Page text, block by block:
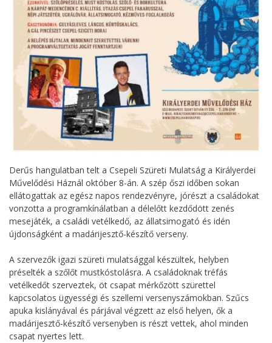
Derűs hangulatban telt a Csepeli Szüreti Mulatság a Királyerdei
Művelődési Háznál október 8-án. A szép őszi időben sokan
ellátogattak az egész napos rendezvényre, jórészt a családokat
vonzotta a programkínálatban a délelőtt kezdődött zenés
mesejáték, a családi vetélkedő, az állatsimogató és idén
újdonságként a madárijesztő-készítő verseny.
A szervezők igazi szüreti mulatsággal készültek, helyben
préselték a szőlőt mustkóstolásra. A családoknak tréfás
vetélkedőt szerveztek, öt csapat mérkőzött szürettel
kapcsolatos ügyességi és szellemi versenyszámokban. Szűcs
apuka kislányával és párjával végzett az első helyen, ők a
madárijesztő-készítő versenyben is részt vettek, ahol minden
csapat nyertes lett.